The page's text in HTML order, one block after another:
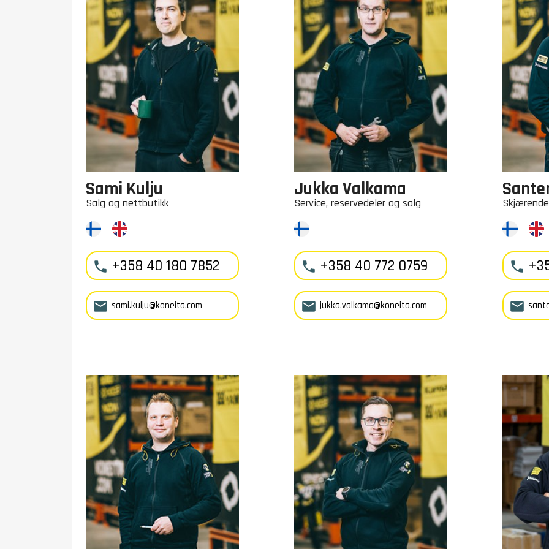
Sami Kulju
Salg og nettbutikk
 +358 40 180 7852
 sami.kulju@koneita.com
Jukka Valkama
Service, reservedeler og salg
 +358 40 772 0759
 jukka.valkama@koneita.com

